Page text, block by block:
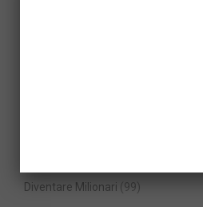
Diventare Milionari (99)